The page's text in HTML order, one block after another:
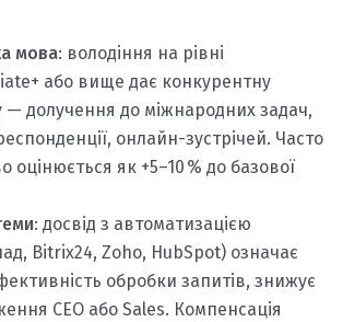
мова: володіння на рівні
або вище дає конкурентну
— долучення до міжнародних задач,
онлайн-зустрічей. Часто
оцінюється як +5–10 % до базової
: досвід з автоматизацією
Bitrix24, Zoho, HubSpot) означає
обробки запитів, знижує
CEO або Sales. Компенсація